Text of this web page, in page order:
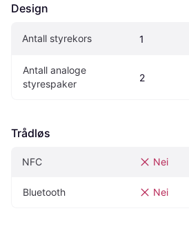
Design
Antall styrekors 1
Antall analoge
styrespaker
2
Trådløs
NFC Nei
Bluetooth Nei